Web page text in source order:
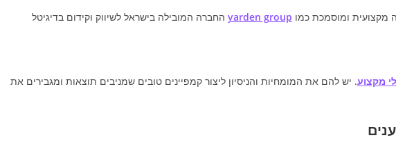
מקצועית ומוסמכת כמו yarden group החברה המובילה בישראל לשיווק וקידום בדיגיטל
מקצוע. יש להם את המומחיות והניסיון ליצור קמפיינים טובים שמניבים תוצאות ומגבירים את